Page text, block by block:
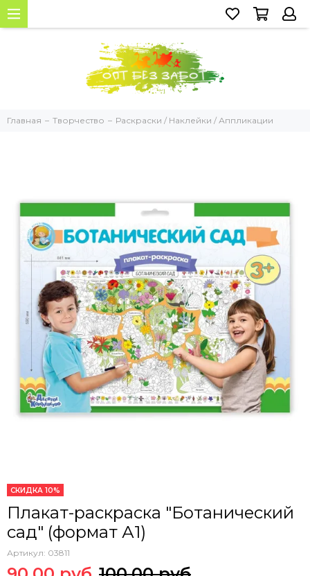
Главная Творчество Раскраски / Наклейки / Аппликации
СКИДКА 10%
Плакат-раскраска "Ботанический
сад" (формат А1)
Артикул: 03811